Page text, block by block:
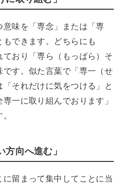
意味を「専念」または「専
できます。どちらにも
ており「専ら（もっぱら）そ
す。似た言葉で「専一（せ
それだけに気をつける」と
一に取り組んでおります」
向へ進む」
に留まって集中してことに当